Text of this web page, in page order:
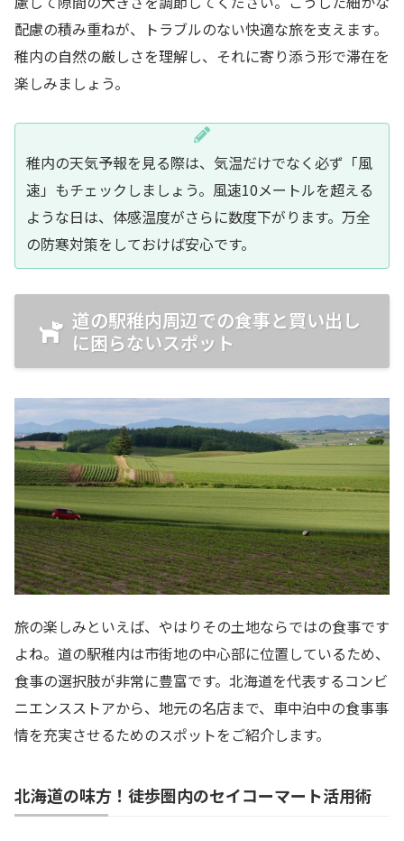
配慮の積み重ねが、トラブルのない快適な旅を支えます。
稚内の自然の厳しさを理解し、それに寄り添う形で滞在を
楽しみましょう。
稚内の天気予報を見る際は、気温だけでなく必ず「風
速」もチェックしましょう。風速10メートルを超える
ような日は、体感温度がさらに数度下がります。万全
の防寒対策をしておけば安心です。
道の駅稚内周辺での食事と買い出し
に困らないスポット
旅の楽しみといえば、やはりその土地ならではの食事です
よね。道の駅稚内は市街地の中心部に位置しているため、
食事の選択肢が非常に豊富です。北海道を代表するコンビ
ニエンスストアから、地元の名店まで、車中泊中の食事事
情を充実させるためのスポットをご紹介します。
北海道の味方！徒歩圏内のセイコーマート活用術